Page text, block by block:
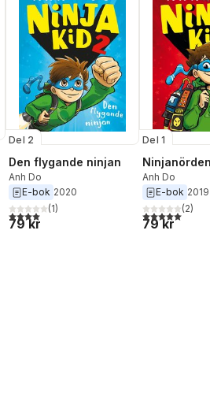
röster:
Del 2
Den flygande ninjan
Anh Do
E-bok 2020
4,0utav 5 stjärnor. Totalt antal röster:
(1)
79 kr
Del 1
Ninjanörden
Anh Do
E-bok 2019
5,0utav 5(2)
79 kr